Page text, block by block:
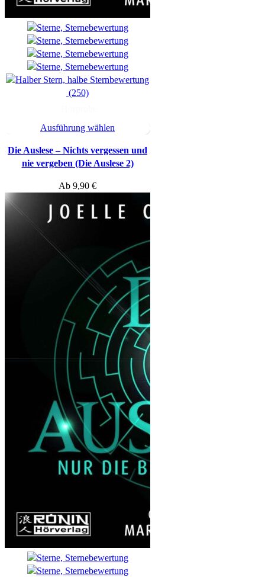
(250)
Ausführung wählen
Die Auslese – Nichts vergessen und
nie vergeben (Die Auslese 2)
Ab 9,90 €